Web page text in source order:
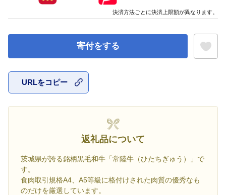
寄付をする
URLをコピー
返礼品について
茨城県が誇る銘柄黒毛和牛「常陸牛（ひたちぎゅう）」で
す。
食肉取引規格A4、A5等級に格付けされた肉質の優秀なも
のだけを厳選しています。
決済方法ごとに決済上限額が異なります。